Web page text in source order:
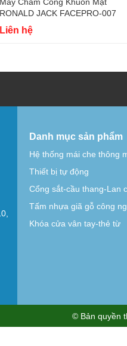
RONALD JACK FACEPRO-007
Liên hệ
Danh mục sản phẩm
Hệ thống mái che thông
Thiết bị tự động
Cổng sắt-cầu thang-Lan
Tấm nhựa giã gỗ công
Khóa cửa vân tay-thẻ từ
© Bản quyền